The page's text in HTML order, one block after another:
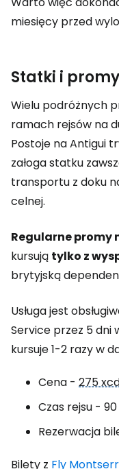
miesięcy przed
Statki i promy
Wielu podróżnych
ramach rejsów na
Postoje na Antigui
załoga statku
transportu z doku
celnej.
Regularne promy
kursują tylko z
brytyjską
Usługa jest
Service przez 5 dni
kursuje 1-2 razy w
Cena - 275
Czas rejsu -
Rezerwacja
Bilety z Fly